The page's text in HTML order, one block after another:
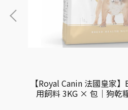
【Royal Canin 法國皇家
用飼料 3KG × 包｜狗乾